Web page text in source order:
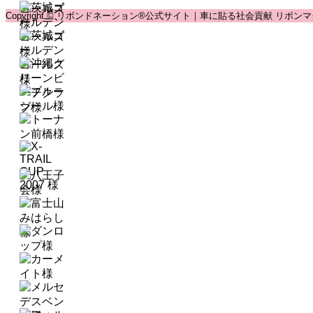
Copyright © リボンドネーション®公式サイト｜車に貼る社会貢献 リボン